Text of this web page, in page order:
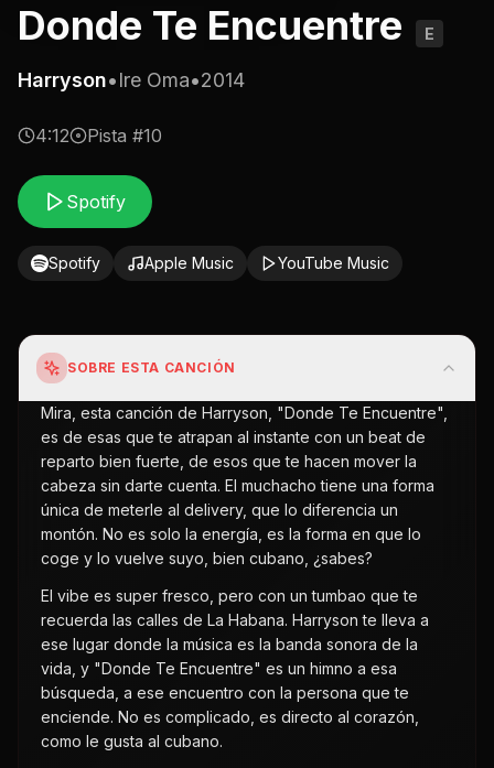
Donde Te Encuentre E
Harryson•Ire Oma•2014
4:12 Pista #10
Spotify
Spotify Apple Music YouTube Music
SOBRE ESTA CANCIÓN
Mira, esta canción de Harryson, "Donde Te Encuentre",
es de esas que te atrapan al instante con un beat de
reparto bien fuerte, de esos que te hacen mover la
cabeza sin darte cuenta. El muchacho tiene una forma
única de meterle al delivery, que lo diferencia un
montón. No es solo la energía, es la forma en que lo
coge y lo vuelve suyo, bien cubano, ¿sabes?
El vibe es super fresco, pero con un tumbao que te
recuerda las calles de La Habana. Harryson te lleva a
ese lugar donde la música es la banda sonora de la
vida, y "Donde Te Encuentre" es un himno a esa
búsqueda, a ese encuentro con la persona que te
enciende. No es complicado, es directo al corazón,
como le gusta al cubano.